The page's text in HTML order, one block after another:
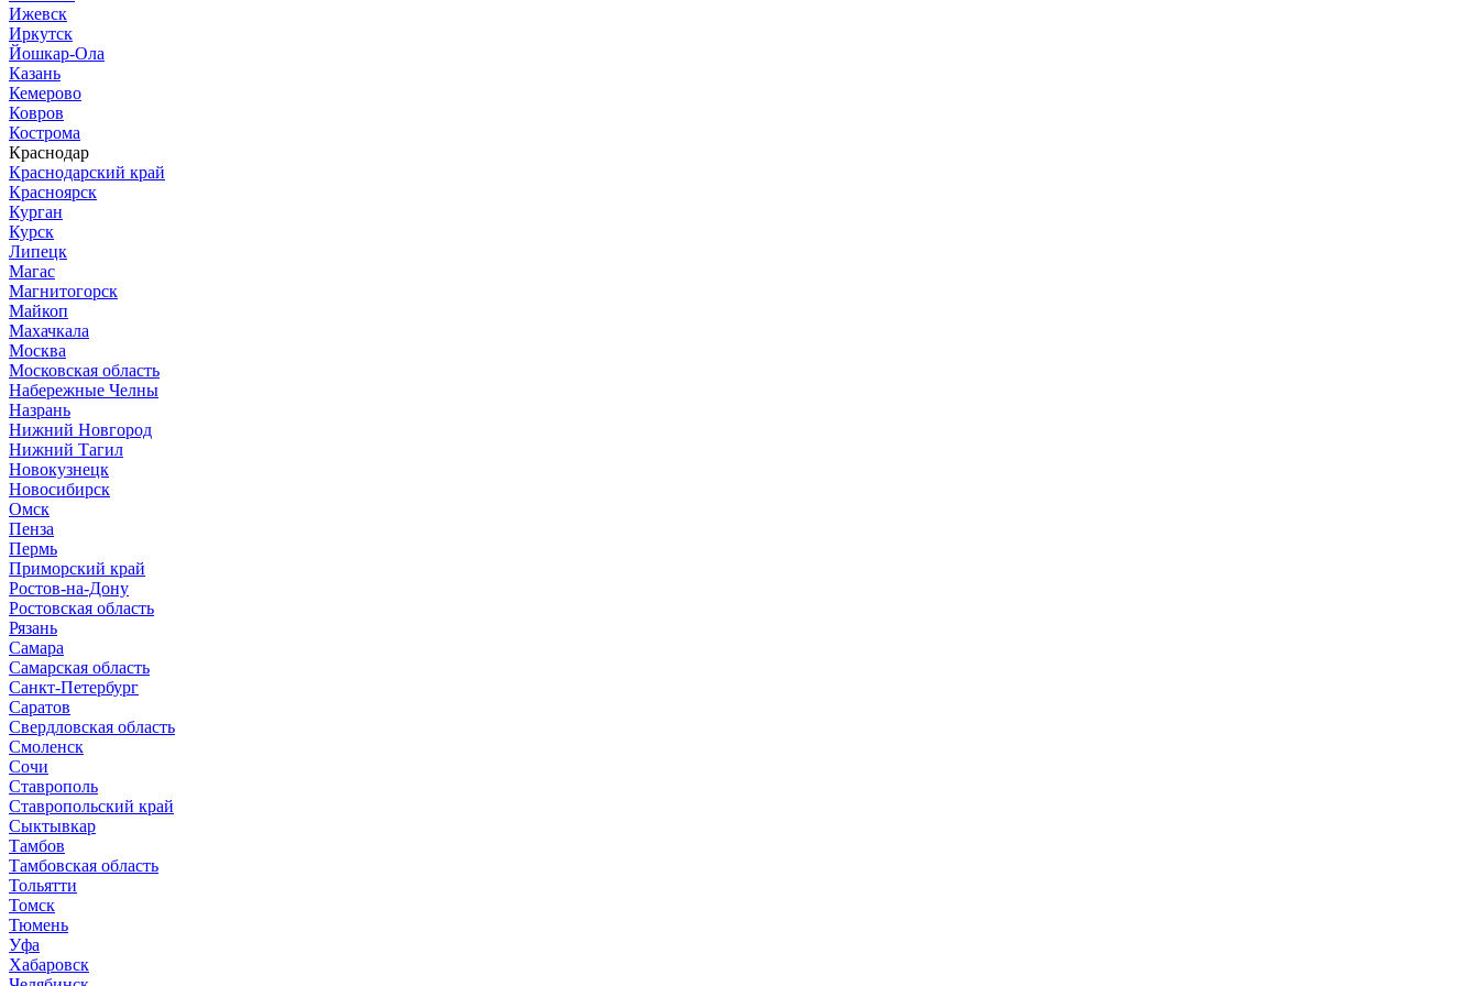
Ижевск
Иркутск
Йошкар-Ола
Казань
Кемерово
Ковров
Кострома
Краснодар
Краснодарский край
Красноярск
Курган
Курск
Липецк
Магас
Магнитогорск
Майкоп
Махачкала
Москва
Московская область
Набережные Челны
Назрань
Нижний Новгород
Нижний Тагил
Новокузнецк
Новосибирск
Омск
Пенза
Пермь
Приморский край
Ростов-на-Дону
Ростовская область
Рязань
Самара
Самарская область
Санкт-Петербург
Саратов
Свердловская область
Смоленск
Сочи
Ставрополь
Ставропольский край
Сыктывкар
Тамбов
Тамбовская область
Тольятти
Томск
Тюмень
Уфа
Хабаровск